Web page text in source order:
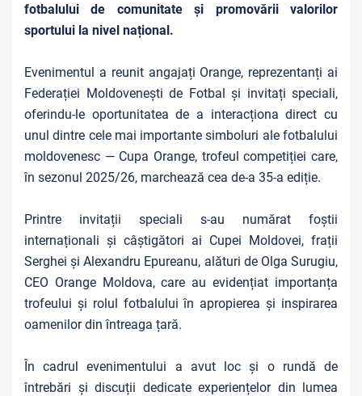
fotbalului de comunitate și promovării valorilor
sportului la nivel național.
Evenimentul a reunit angajați Orange, reprezentanți ai
Federației Moldovenești de Fotbal și invitați speciali,
oferindu-le oportunitatea de a interacționa direct cu
unul dintre cele mai importante simboluri ale fotbalului
moldovenesc — Cupa Orange, trofeul competiției care,
în sezonul 2025/26, marchează cea de-a 35-a ediție.
Printre invitații speciali s-au numărat foștii
internaționali și câștigători ai Cupei Moldovei, frații
Serghei și Alexandru Epureanu, alături de Olga Surugiu,
CEO Orange Moldova, care au evidențiat importanța
trofeului și rolul fotbalului în apropierea și inspirarea
oamenilor din întreaga țară.
În cadrul evenimentului a avut loc și o rundă de
întrebări și discuții dedicate experiențelor din lumea